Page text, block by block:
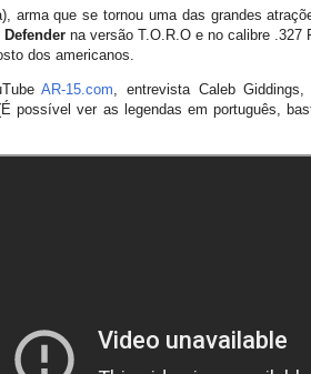
arma que se tornou uma das grandes
Defender na versão T.O.R.O e no calibre .327
dos americanos.
AR-15.com , entrevista Caleb
possível ver as legendas em português,